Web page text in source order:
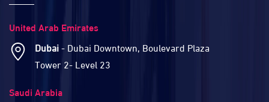
United Arab Emirates
Dubai- Dubai Downtown, Boulevard Plaza
Tower 2- Level 23
Saudi Arabia